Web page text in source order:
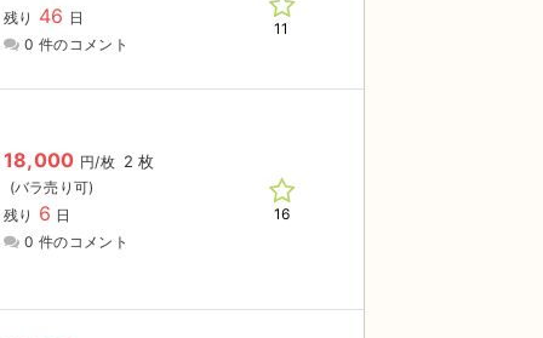
残り 46 日
0 件のコメント
11
18,000 円/枚 2 枚
残り 6 日
0 件のコメント
16